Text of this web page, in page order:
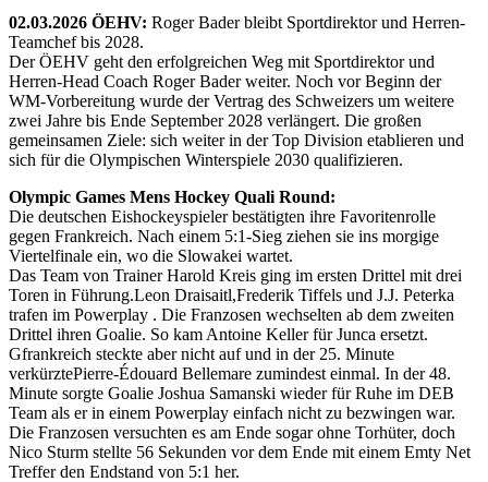
02.03.2026 ÖEHV: Roger Bader bleibt Sportdirektor und Herren-
Teamchef bis 2028.
Der ÖEHV geht den erfolgreichen Weg mit Sportdirektor und
Herren-Head Coach Roger Bader weiter. Noch vor Beginn der
WM-Vorbereitung wurde der Vertrag des Schweizers um weitere
zwei Jahre bis Ende September 2028 verlängert. Die großen
gemeinsamen Ziele: sich weiter in der Top Division etablieren und
sich für die Olympischen Winterspiele 2030 qualifizieren.
Olympic Games Mens Hockey Quali Round:
Die deutschen Eishockeyspieler bestätigten ihre Favoritenrolle
gegen Frankreich. Nach einem 5:1-Sieg ziehen sie ins morgige
Viertelfinale ein, wo die Slowakei wartet.
Das Team von Trainer Harold Kreis ging im ersten Drittel mit drei
Toren in Führung.Leon Draisaitl,Frederik Tiffels und J.J. Peterka
trafen im Powerplay . Die Franzosen wechselten ab dem zweiten
Drittel ihren Goalie. So kam Antoine Keller für Junca ersetzt.
Gfrankreich steckte aber nicht auf und in der 25. Minute
verkürztePierre-Édouard Bellemare zumindest einmal. In der 48.
Minute sorgte Goalie Joshua Samanski wieder für Ruhe im DEB
Team als er in einem Powerplay einfach nicht zu bezwingen war.
Die Franzosen versuchten es am Ende sogar ohne Torhüter, doch
Nico Sturm stellte 56 Sekunden vor dem Ende mit einem Emty Net
Treffer den Endstand von 5:1 her.